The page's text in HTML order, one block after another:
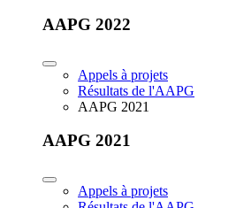
AAPG 2022
Appels à projets
Résultats de l'AAPG
AAPG 2021
AAPG 2021
Appels à projets